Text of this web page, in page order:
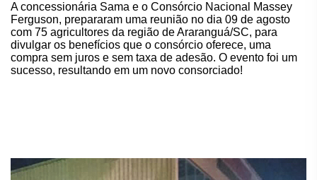
A concessionária Sama e o Consórcio Nacional Massey
Ferguson, prepararam uma reunião no dia 09 de agosto
com 75 agricultores da região de Araranguá/SC, para
divulgar os benefícios que o consórcio oferece, uma
compra sem juros e sem taxa de adesão. O evento foi um
sucesso, resultando em um novo consorciado!